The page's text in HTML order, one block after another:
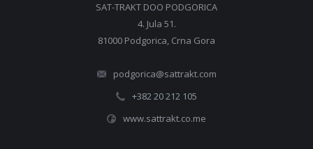
SAT-TRAKT DOO PODGORICA
4. Jula 51.
81000 Podgorica, Crna Gora
podgorica@sattrakt.com
+382 20 212 105
www.sattrakt.co.me